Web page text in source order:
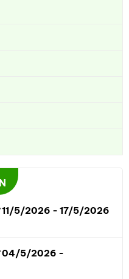
11/5/2026 - 17/5/2026
04/5/2026 -